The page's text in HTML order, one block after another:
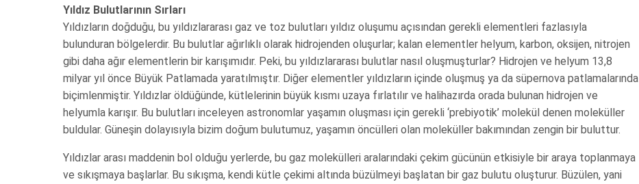
Yıldız Bulutlarının Sırları
Yıldızların doğduğu, bu yıldızlararası gaz ve toz bulutları yıldız oluşumu açısından gerekli elementleri fazlasıyla
bulunduran bölgelerdir. Bu bulutlar ağırlıklı olarak hidrojenden oluşurlar; kalan elementler helyum, karbon, oksijen, nitrojen
gibi daha ağır elementlerin bir karışımıdır. Peki, bu yıldızlararası bulutlar nasıl oluşmuşturlar? Hidrojen ve helyum 13,8
milyar yıl önce Büyük Patlamada yaratılmıştır. Diğer elementler yıldızların içinde oluşmuş ya da süpernova patlamalarında
biçimlenmiştir. Yıldızlar öldüğünde, kütlelerinin büyük kısmı uzaya fırlatılır ve halihazırda orada bulunan hidrojen ve
helyumla karışır. Bu bulutları inceleyen astronomlar yaşamın oluşması için gerekli ‘prebiyotik’ molekül denen moleküller
buldular. Güneşin dolayısıyla bizim doğum bulutumuz, yaşamın öncülleri olan moleküller bakımından zengin bir buluttur.
Yıldızlar arası maddenin bol olduğu yerlerde, bu gaz molekülleri aralarındaki çekim gücünün etkisiyle bir araya toplanmaya
ve sıkışmaya başlarlar. Bu sıkışma, kendi kütle çekimi altında büzülmeyi başlatan bir gaz bulutu oluşturur. Büzülen, yani